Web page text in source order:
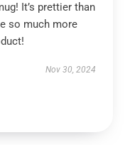
It’s prettier than
so much more
Nov 30, 2024